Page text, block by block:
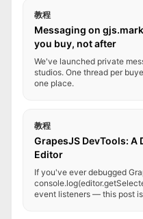
教程
Messaging on
you buy, not after
We've launched private
studios. One thread per
one place.
教程
GrapesJS DevTools: A
Editor
If you've ever debugged
event listeners — this post